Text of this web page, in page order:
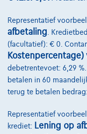
Representatief
afbetaling .
(facultatief): € 0.
Kostenpercentage)
debetrentevoet: 6,29
betalen in 60
terug te betalen
Representatief
krediet: Lening op